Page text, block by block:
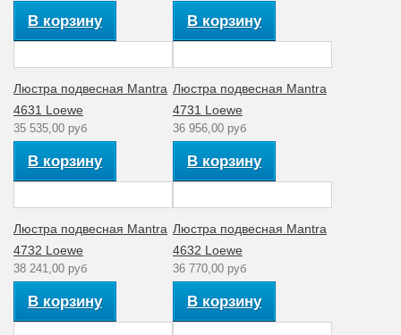
Цвет плафона Белый
Тип поверхности
Глянцевый
Тип ламп Энергосберегающие
Мощность лампы
(Вт)
Артикул
Металл
Количество ламп
Стиль Современный
Аналог лампе
накаливания (Вт)
65
В корзину В корзину
Люстра подвесная Mantra
4631 Loewe
35 535,00 руб
В корзину
Люстра подвесная Mantra
4731 Loewe
36 956,00 руб
В корзину
Люстра подвесная Mantra
4732 Loewe
38 241,00 руб
В корзину
Люстра подвесная Mantra
4632 Loewe
36 770,00 руб
В корзину